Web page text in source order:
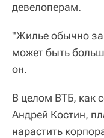
девелоперам.
"Жилье обычно
может быть
он.
В целом ВТБ, как
Андрей Костин,
нарастить